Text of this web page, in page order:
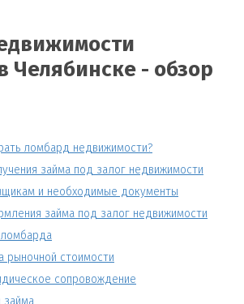
Челябинске - обзор
ломбард недвижимости?
займа под залог недвижимости
и необходимые документы
займа под залог недвижимости
рыночной стоимости
сопровождение
займа